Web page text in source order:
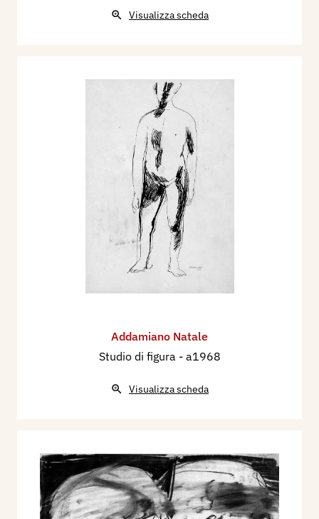
Visualizza scheda
Addamiano Natale
Studio di figura - a1968
Visualizza scheda